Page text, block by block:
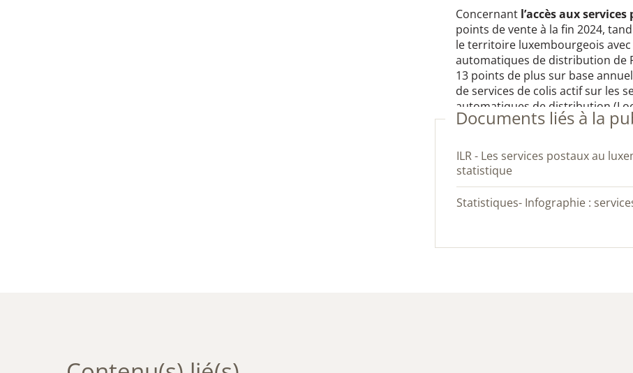
Concernant l’accès aux
points de vente à la fin 2024,
le territoire luxembourgeois
automatiques de distribution de
13 points de plus sur base
de services de colis actif sur les
automatiques de distribution
Documents liés à la
ILR - Les services postaux au luxembourg 2024 - Rapport
statistique
Statistiques- Infographie :